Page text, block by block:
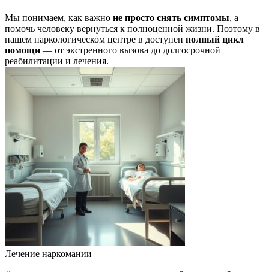
Мы понимаем, как важно не просто снять симптомы, а
помочь человеку вернуться к полноценной жизни. Поэтому в
нашем наркологическом центре в доступен полный цикл
помощи — от экстренного вызова до долгосрочной
реабилитации и лечения.
Лечение наркомании